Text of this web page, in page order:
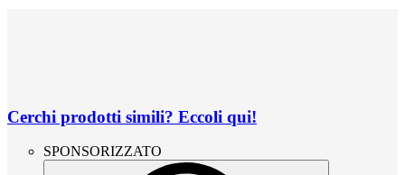
Cerchi prodotti simili? Eccoli qui!
SPONSORIZZATO